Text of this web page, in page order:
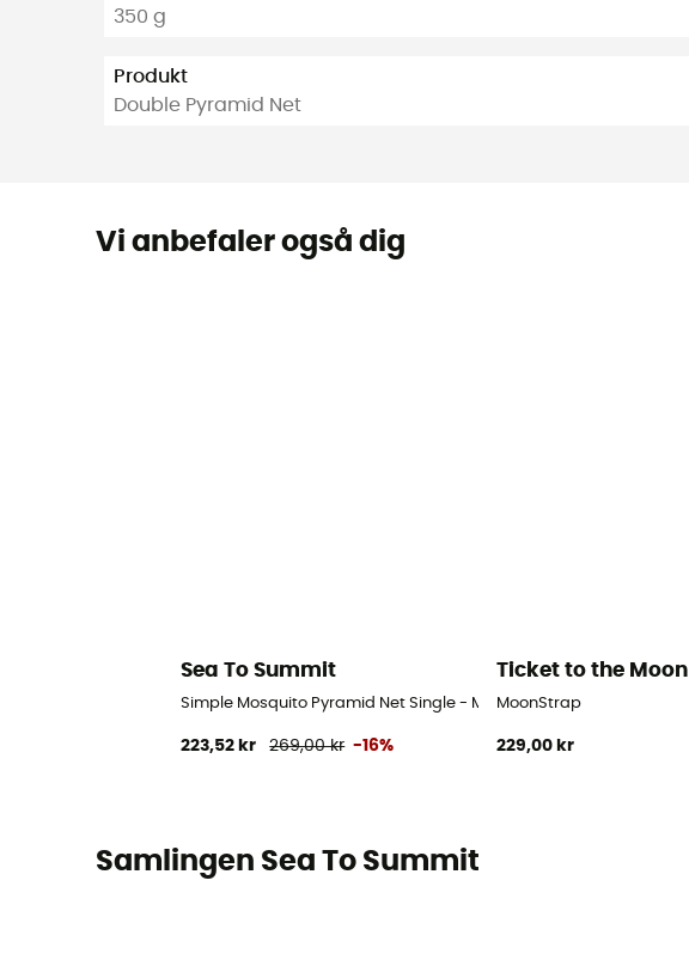
350 g
Produkt
Double Pyramid Net
Vi anbefaler også dig
Sea To Summit
Simple Mosquito Pyramid Net Single - Myggenet
223,52 kr 269,00 kr -16%
Ticket to the Moon
MoonStrap
229,00 kr
Samlingen Sea To Summit